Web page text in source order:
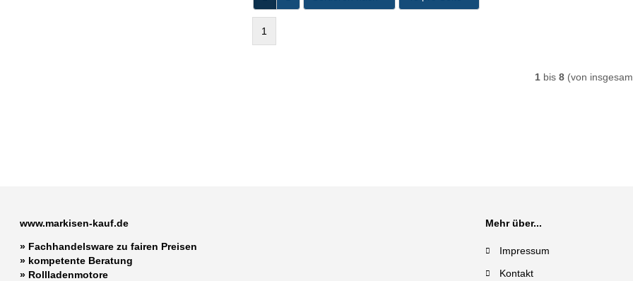
1
1bis 8(von
www.markisen-kauf.de
» Fachhandelsware zu fairen Preisen
» kompetente Beratung
» Rollladenmotore
Mehr über...
Impressum
Kontakt